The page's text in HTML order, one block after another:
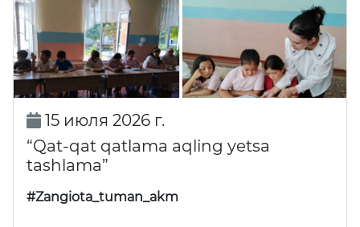
15 июля 2026 г.
“Qat-qat qatlama aqling yetsa
tashlama”
#Zangiota_tuman_akm